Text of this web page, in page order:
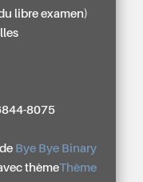
libre examen)
8075
Bye Bye Binary
thèmeThème